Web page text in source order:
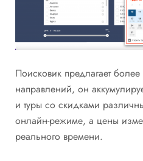
Поисковик предлагает более
направлений, он
и туры со скидками
онлайн-режиме, а цены
реального времени.